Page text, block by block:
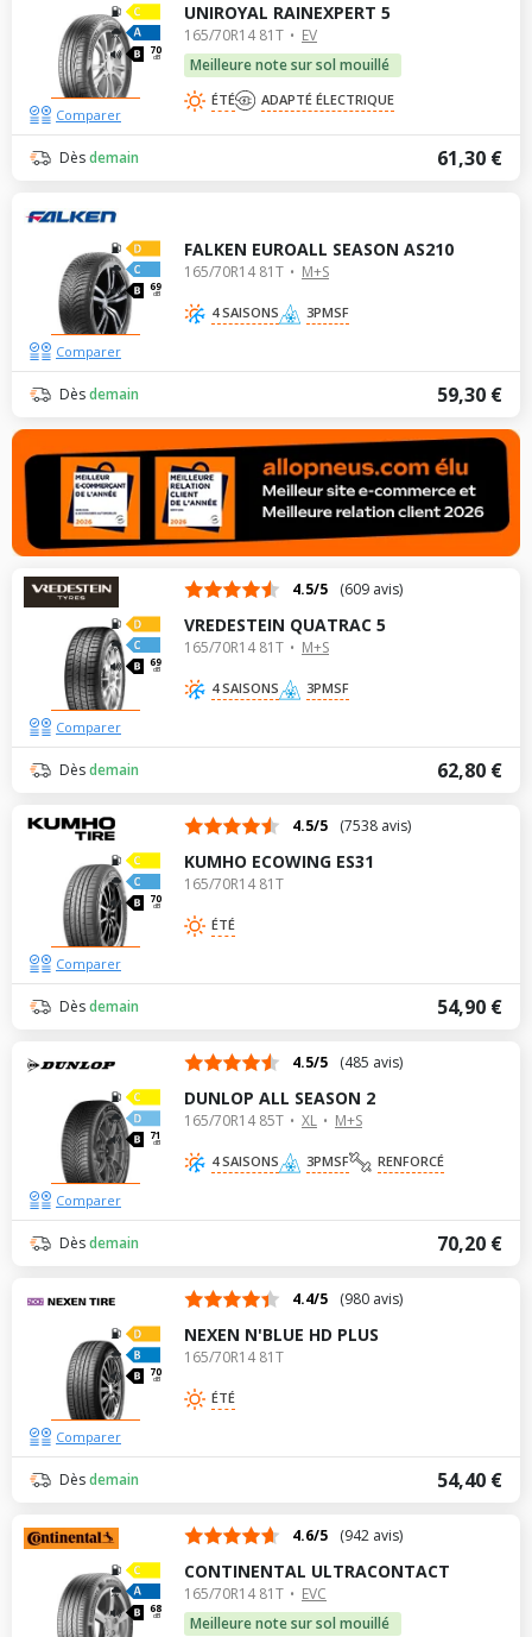
70
dB
UNIROYAL RAINEXPERT 5
165/70R14 81T
EV
Meilleure note sur sol mouillé
ÉTÉ ADAPTÉ ÉLECTRIQUE
61,30 €
Dèsdemain
Comparer
69
dB
FALKEN EUROALL SEASON AS210
165/70R14 81T M+S
4 SAISONS 3PMSF
59,30 €
Dèsdemain
Comparer
69
dB
4.5/5 (609 avis)
VREDESTEIN QUATRAC 5
165/70R14 81T M+S
4 SAISONS 3PMSF
62,80 €
Dèsdemain
Comparer
70
dB
4.5/5 (7538 avis)
KUMHO ECOWING ES31
165/70R14 81T
ÉTÉ
54,90 €
Dèsdemain
Comparer
71
dB
4.5/5 (485 avis)
DUNLOP ALL SEASON 2
165/70R14 85T XL M+S
4 SAISONS 3PMSF RENFORCÉ
70,20 €
Dèsdemain
Comparer
70
dB
4.4/5 (980 avis)
NEXEN N'BLUE HD PLUS
165/70R14 81T
ÉTÉ
54,40 €
Dèsdemain
Comparer
68
dB
4.6/5 (942 avis)
CONTINENTAL ULTRACONTACT
165/70R14 81T
EVC
Meilleure note sur sol mouillé